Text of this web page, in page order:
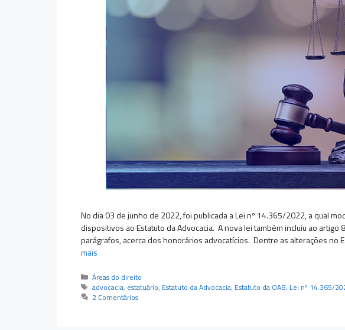
No dia 03 de junho de 2022, foi publicada a Lei nº 14.365/2022, a qual
dispositivos ao Estatuto da Advocacia. A nova lei também incluiu ao artigo
parágrafos, acerca dos honorários advocatícios. Dentre as alterações no
mais
Categorias
Áreas do direito
Tags
advocacia, estatuário, Estatuto da Advocacia, Estatuto da OAB, Lei nº 14.365/
2 Comentários